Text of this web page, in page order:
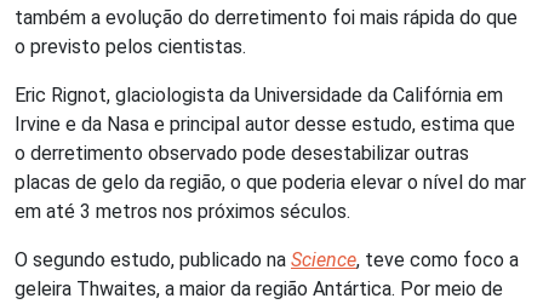
também a evolução do derretimento foi mais rápida do que
o previsto pelos cientistas.
Eric Rignot, glaciologista da Universidade da Califórnia em
Irvine e da Nasa e principal autor desse estudo, estima que
o derretimento observado pode desestabilizar outras
placas de gelo da região, o que poderia elevar o nível do mar
em até 3 metros nos próximos séculos.
O segundo estudo, publicado na Science, teve como foco a
geleira Thwaites, a maior da região Antártica. Por meio de